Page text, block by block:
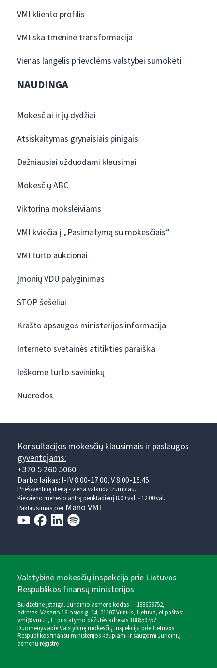
VMI kliento profilis
VMI skaitmeninė transformacija
Vienas langelis prievolėms valstybei sumokėti
NAUDINGA
Mokesčiai ir jų dydžiai
Atsiskaitymas grynaisiais pinigais
Dažniausiai užduodami klausimai
Mokesčių ABC
Viktorina moksleiviams
VMI kviečia į „Pasimatymą su mokesčiais“
VMI turto aukcionai
Įmonių VDU palyginimas
STOP šešėliui
Krašto apsaugos ministerijos informacija
Interneto svetainės atitikties paraiška
Ieškome turto savininkų
Nuorodos
Konsultacijos mokesčių klausimais ir paslaugos
gyventojams:
+370 5 260 5060
Darbo laikas: I-IV 8.00-17.00, V 8.00-15.45.
Prieššventinę dieną - viena valanda trumpiau.
Kiekvieno mėnesio antrą penktadienį 8.00 val. - 12.00 val.
Paklausimas per Mano VMI
Valstybinė mokesčių inspekcija prie Lietuvos
Respublikos finansų ministerijos
Biudžetinė įstaiga. Juridinio asmens kodas — 188659752,
adresas: Vasario 16-osios g. 14, 01107 Vilnius, Lietuva, el.paštas:
vmi@vmi.lt, E. pristatymo dėžutės adresas 188659752
Duomenys apie Valstybinę mokesčių inspekciją prie Lietuvos
Respublikos finansų ministerijos kaupiami ir saugomi Juridinių
asmenų registre